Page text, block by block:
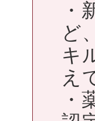
・
ど
キ
え
・